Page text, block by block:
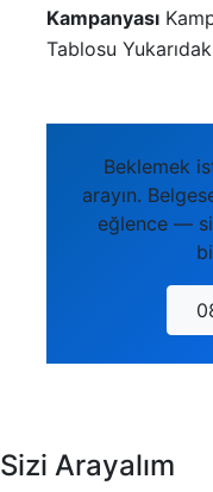
Kampanyası
Tablosu
Beklemek
arayın.
eğlence —
Sizi Arayalım